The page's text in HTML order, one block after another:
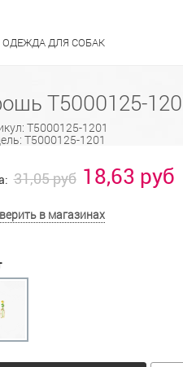
ОДЕЖДА ДЛЯ СОБАК
Т5000125-
Т5000125-1201
Т5000125-1201
31,05 руб 18,63 руб
в магазинах